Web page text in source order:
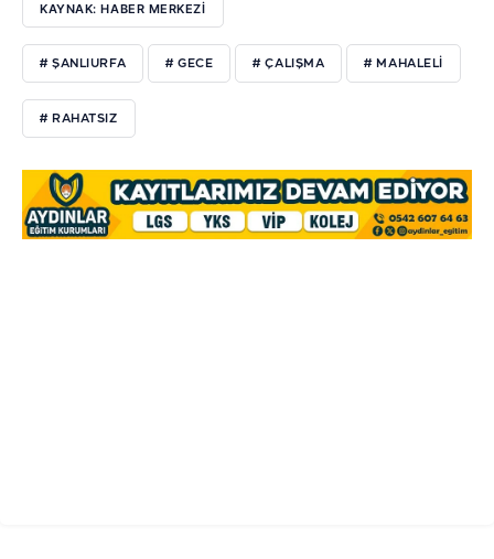
KAYNAK: HABER MERKEZİ
# ŞANLIURFA # GECE # ÇALIŞMA # MAHALELİ
# RAHATSIZ